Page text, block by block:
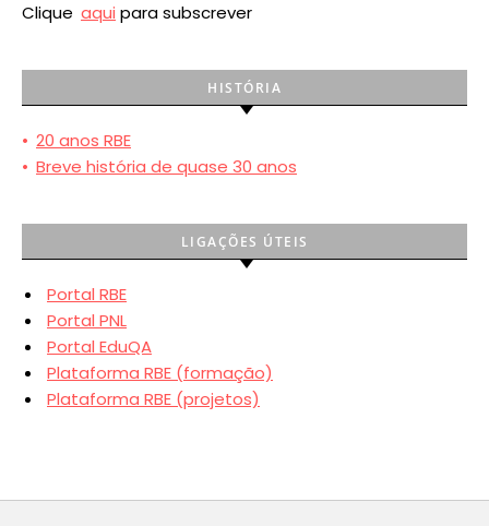
Clique aqui para subscrever
HISTÓRIA
• 20 anos RBE
• Breve história de quase 30 anos
LIGAÇÕES ÚTEIS
Portal RBE
Portal PNL
Portal EduQA
Plataforma RBE (formação)
Plataforma RBE (projetos)